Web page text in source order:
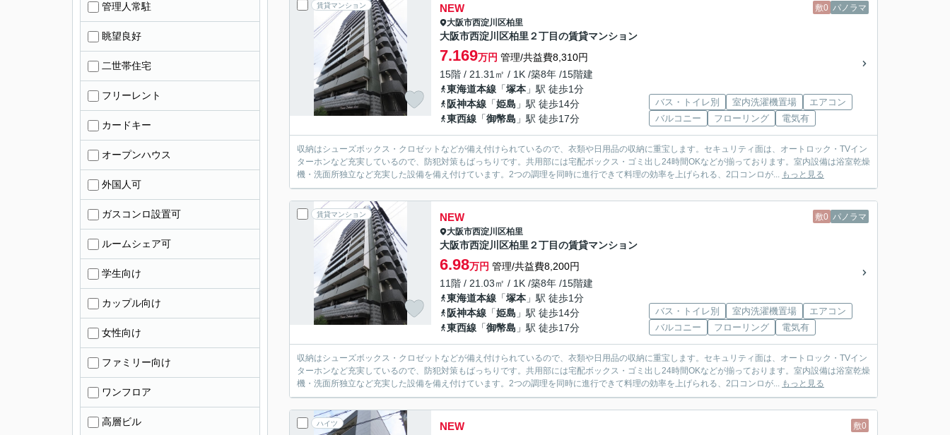
賃貸マンション 敷0 パノラマ
NEW
大阪市西淀川区柏里
大阪市西淀川区柏里２丁目の賃貸マンション
7.169万円 管理/共益費8,310円
15階 / 21.31㎡ / 1K /築8年 /15階建
東海道本線 「塚本 」駅 徒歩1分
阪神本線 「姫島 」駅 徒歩14分
東西線 「御幣島 」駅 徒歩17分
バス・トイレ別 室内洗濯機置場
エアコン
バルコニー
フローリング 電気有
収納はシューズボックス・クロゼットなどが備え付けられているので、衣類や日用品の収納に重宝します。セキュリティ面は、オートロック・TVイン
ターホンなど充実しているので、防犯対策もばっちりです。共用部には宅配ボックス・ゴミ出し24時間OKなどが揃っております。室内設備は浴室乾燥
機・洗面所独立など充実した設備を備え付けています。2つの調理を同時に進行できて料理の効率を上げられる、2口コンロが... もっと見る
賃貸マンション 敷0 パノラマ
NEW
大阪市西淀川区柏里
大阪市西淀川区柏里２丁目の賃貸マンション
6.98万円 管理/共益費8,200円
11階 / 21.03㎡ / 1K /築8年 /15階建
東海道本線 「塚本 」駅 徒歩1分
阪神本線 「姫島 」駅 徒歩14分
東西線 「御幣島 」駅 徒歩17分
バス・トイレ別 室内洗濯機置場
エアコン
バルコニー
フローリング 電気有
収納はシューズボックス・クロゼットなどが備え付けられているので、衣類や日用品の収納に重宝します。セキュリティ面は、オートロック・TVイン
ターホンなど充実しているので、防犯対策もばっちりです。共用部には宅配ボックス・ゴミ出し24時間OKなどが揃っております。室内設備は浴室乾燥
機・洗面所独立など充実した設備を備え付けています。2つの調理を同時に進行できて料理の効率を上げられる、2口コンロが... もっと見る
ハイツ 敷0
NEW
管理人常駐
眺望良好
二世帯住宅
フリーレント
カードキー
オープンハウス
外国人可
ガスコンロ設置可
ルームシェア可
学生向け
カップル向け
女性向け
ファミリー向け
ワンフロア
高層ビル